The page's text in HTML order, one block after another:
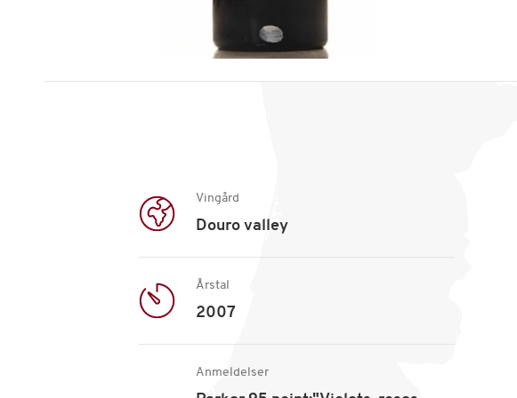
Vingård
Douro valley
Årstal
2007
Anmeldelser